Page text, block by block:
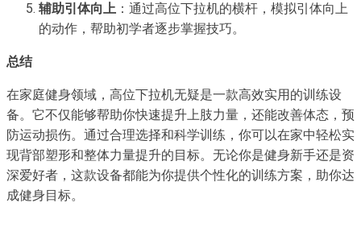
辅助引体向上 ：通过高位下拉机的横杆，模拟引体向上
的动作，帮助初学者逐步掌握技巧。
总结
在家庭健身领域，高位下拉机无疑是一款高效实用的训练设
备。它不仅能够帮助你快速提升上肢力量，还能改善体态，预
防运动损伤。通过合理选择和科学训练，你可以在家中轻松实
现背部塑形和整体力量提升的目标。无论你是健身新手还是资
深爱好者，这款设备都能为你提供个性化的训练方案，助你达
成健身目标。